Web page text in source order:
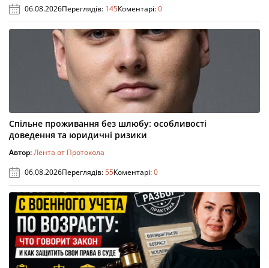
06.08.2026Переглядів: 145Коментарі:0
Спільне проживання без шлюбу: особливості
доведення та юридичні ризики
Автор:Лента от Протокола
06.08.2026Переглядів:55Коментарі:0